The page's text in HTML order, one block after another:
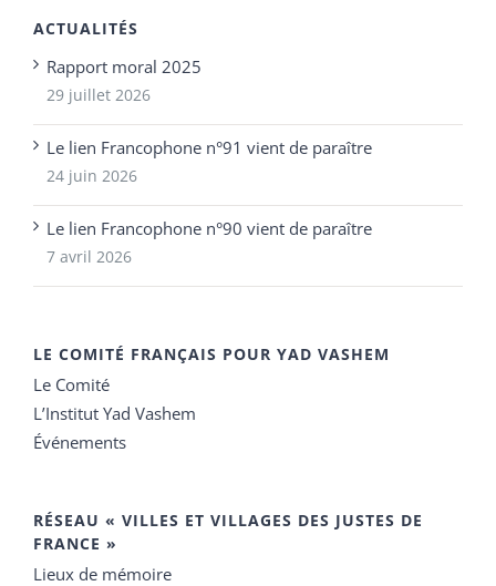
ACTUALITÉS
Rapport moral 2025
29 juillet 2026
Le lien Francophone n°91 vient de paraître
24 juin 2026
Le lien Francophone n°90 vient de paraître
7 avril 2026
LE COMITÉ FRANÇAIS POUR YAD VASHEM
Le Comité
L’Institut Yad Vashem
Événements
RÉSEAU « VILLES ET VILLAGES DES JUSTES DE
FRANCE »
Lieux de mémoire